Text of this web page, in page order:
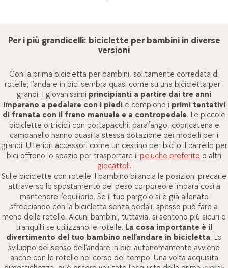
Per i più grandicelli: biciclette per bambini in diverse
versioni
Con la prima bicicletta per bambini, solitamente corredata di
rotelle, l’andare in bici sembra quasi come su una bicicletta per i
grandi. I giovanissimi principianti a partire dai tre anni
imparano a pedalare con i piedie compiono i primi tentativi
di frenata con il freno manuale e a contropedale. Le piccole
biciclette o tricicli con portapacchi, parafango, copricatena e
campanello hanno quasi la stessa dotazione dei modelli per i
grandi. Ulteriori accessori come un cestino per bici o il carrello per
bici offrono lo spazio per trasportare il peluche preferito o altri
giocattoli.
Sulle biciclette con rotelle il bambino bilancia le posizioni precarie
attraverso lo spostamento del peso corporeo e impara così a
mantenere l’equilibrio. Se il tuo pargolo si è già allenato
sfrecciando con la bicicletta senza pedali, spesso può fare a
meno delle rotelle. Alcuni bambini, tuttavia, si sentono più sicuri e
tranquilli se utilizzano le rotelle. La cosa importante è il
divertimento del tuo bambino nell’andare in bicicletta. Lo
sviluppo del senso dell’andare in bici autonomamente avviene
anche con le rotelle nel corso del tempo. Una volta acquisita